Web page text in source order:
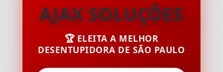
AJAX SOLUÇÕES
🏆 ELEITA A MELHOR
DESENTUPIDORA DE SÃO PAULO